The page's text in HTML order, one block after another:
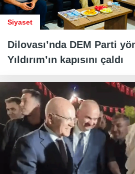
Siyaset
Dilovası’nda DEM Parti
Yıldırım’ın kapısını çaldı